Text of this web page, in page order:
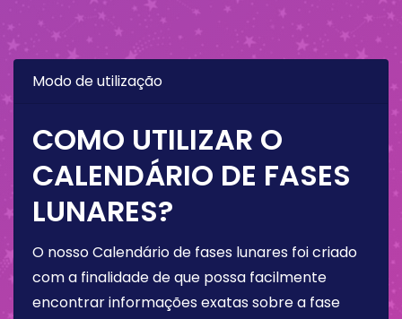
Modo de utilização
COMO UTILIZAR O
CALENDÁRIO DE FASES
LUNARES?
O nosso Calendário de fases lunares foi criado
com a finalidade de que possa facilmente
encontrar informações exatas sobre a fase